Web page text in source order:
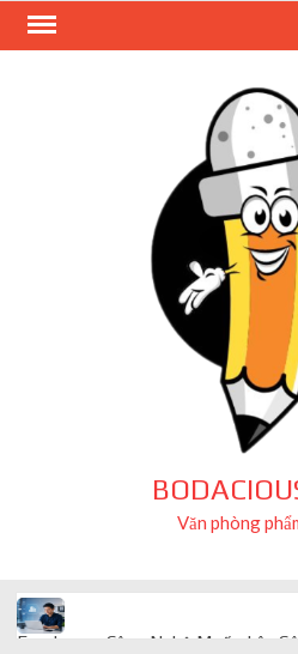
Skip
Văn phòng
Freelancer Công Nghệ Muốn Lên